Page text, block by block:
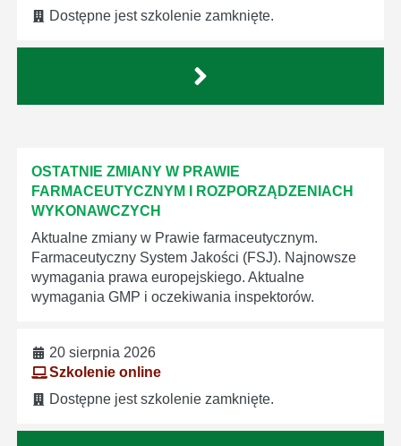
Dostępne jest szkolenie zamknięte.
OSTATNIE ZMIANY W PRAWIE
FARMACEUTYCZNYM I ROZPORZĄDZENIACH
WYKONAWCZYCH
Aktualne zmiany w Prawie farmaceutycznym.
Farmaceutyczny System Jakości (FSJ). Najnowsze
wymagania prawa europejskiego. Aktualne
wymagania GMP i oczekiwania inspektorów.
20 sierpnia 2026
Szkolenie online
Dostępne jest szkolenie zamknięte.